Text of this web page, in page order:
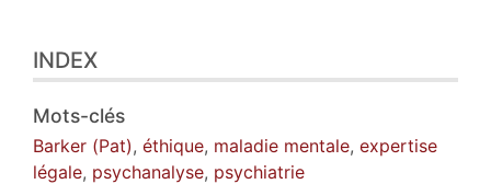
INDEX
Mots-clés
Barker (Pat), éthique, maladie mentale, expertise
légale, psychanalyse, psychiatrie